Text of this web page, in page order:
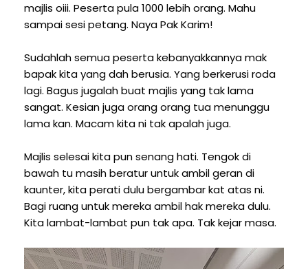
majlis oiii. Peserta pula 1000 lebih orang. Mahu
sampai sesi petang. Naya Pak Karim!
Sudahlah semua peserta kebanyakkannya mak
bapak kita yang dah berusia. Yang berkerusi roda
lagi. Bagus jugalah buat majlis yang tak lama
sangat. Kesian juga orang orang tua menunggu
lama kan. Macam kita ni tak apalah juga.
Majlis selesai kita pun senang hati. Tengok di
bawah tu masih beratur untuk ambil geran di
kaunter, kita perati dulu bergambar kat atas ni.
Bagi ruang untuk mereka ambil hak mereka dulu.
Kita lambat-lambat pun tak apa. Tak kejar masa.